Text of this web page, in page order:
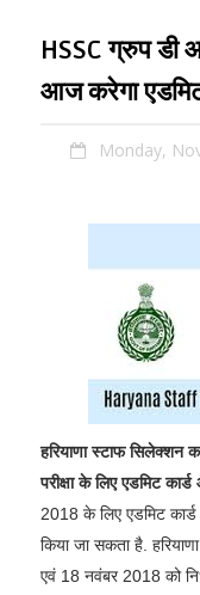
HSSC ग्रुप डी
आज करेगा एडमिट
Monday,
हरियाणा स्टाफ सिलेक्शन
परीक्षा के लिए एडमिट
2018 के लिए एडमिट
किया जा सकता है.
एवं 18 नवंबर 2018 को